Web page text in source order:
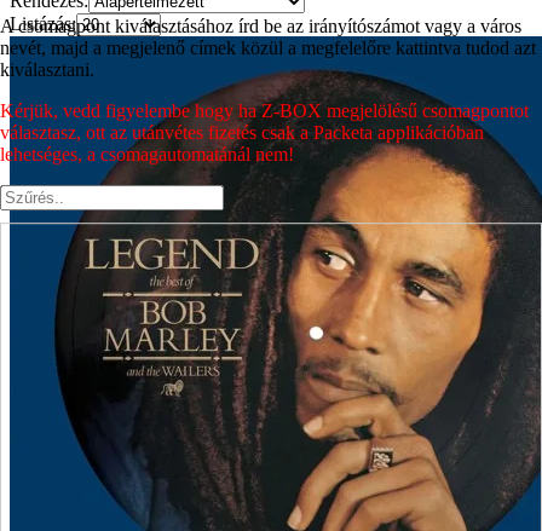
Listázás:
A csomagpont kiválasztásához írd be az irányítószámot vagy a város
nevét, majd a megjelenő címek közül a megfelelőre kattintva tudod azt
kiválasztani.
Kérjük, vedd figyelembe hogy ha Z-BOX megjelölésű csomagpontot
választasz, ott az utánvétes fizetés csak a Packeta applikációban
lehetséges, a csomagautomatánál nem!